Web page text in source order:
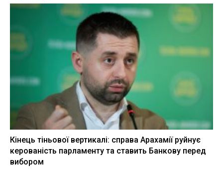
Кінець тіньової вертикалі: справа Арахамії руйнує
керованість парламенту та ставить Банкову перед
вибором